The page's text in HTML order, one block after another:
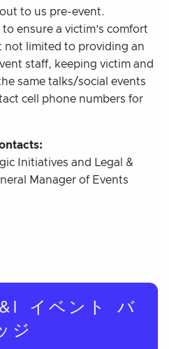
to us pre-event.
ensure a victim’s comfort
not limited to providing an
staff, keeping victim and
same talks/social events
cell phone numbers for
Initiatives and Legal &
Manager of Events
イベント バ
ジ